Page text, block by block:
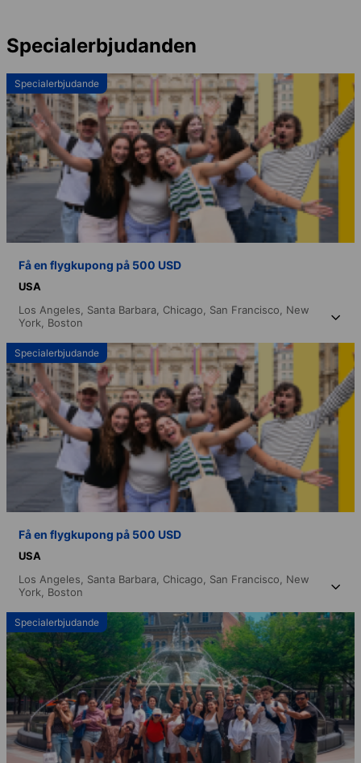
Specialerbjudanden
Specialerbjudande
Få en flygkupong på 500 USD
USA
Los Angeles, Santa Barbara, Chicago, San Francisco, New
York, Boston
Specialerbjudande
Få en flygkupong på 500 USD
USA
Los Angeles, Santa Barbara, Chicago, San Francisco, New
York, Boston
Specialerbjudande